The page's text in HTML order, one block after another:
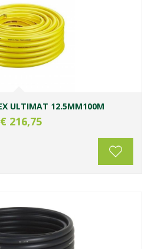
ULTIMAT 12.5MM100M
€ 216,75